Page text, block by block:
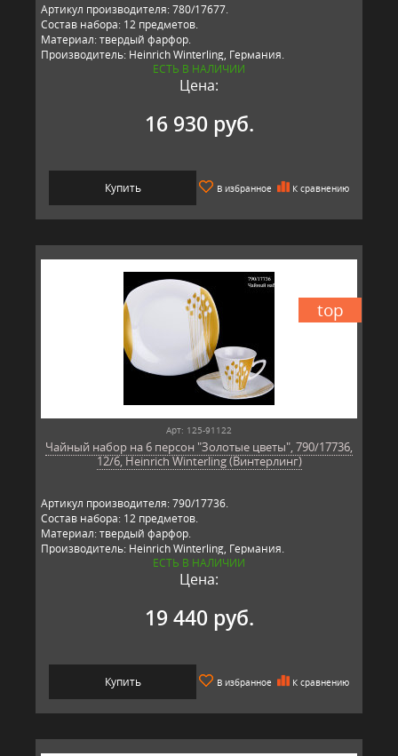
Артикул производителя: 780/17677.
Состав набора: 12 предметов.
Материал: твердый фарфор.
Производитель: Heinrich Winterling, Германия.
ЕСТЬ В НАЛИЧИИ
Цена:
16 930 руб.
Купить В избранное К сравнению
top
Арт: 125-91122
Чайный набор на 6 персон "Золотые цветы", 790/17736,
12/6, Heinrich Winterling (Винтерлинг)
Артикул производителя: 790/17736.
Состав набора: 12 предметов.
Материал: твердый фарфор.
Производитель: Heinrich Winterling, Германия.
ЕСТЬ В НАЛИЧИИ
Цена:
19 440 руб.
Купить В избранное К сравнению